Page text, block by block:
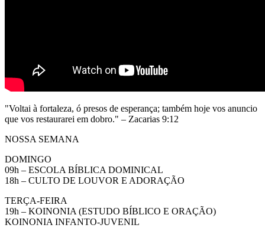
"Voltai à fortaleza, ó presos de esperança; também hoje vos anuncio
que vos restaurarei em dobro." – Zacarias 9:12
NOSSA SEMANA
DOMINGO
09h – ESCOLA BÍBLICA DOMINICAL
18h – CULTO DE LOUVOR E ADORAÇÃO
TERÇA-FEIRA
19h – KOINONIA (ESTUDO BÍBLICO E ORAÇÃO)
KOINONIA INFANTO-JUVENIL